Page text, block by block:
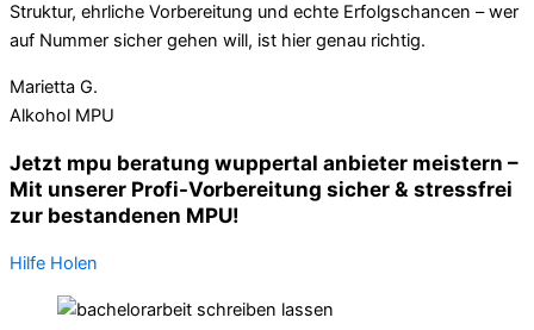
Struktur, ehrliche Vorbereitung und echte Erfolgschancen – wer
auf Nummer sicher gehen will, ist hier genau richtig.
Marietta G.
Alkohol MPU
Jetzt mpu beratung wuppertal anbieter meistern –
Mit unserer Profi-Vorbereitung sicher & stressfrei
zur bestandenen MPU!
Hilfe Holen